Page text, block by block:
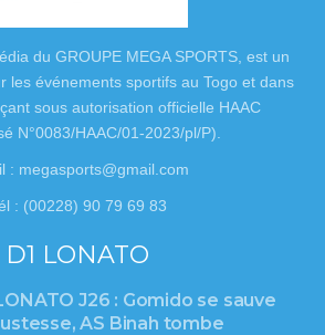
du GROUPE MEGA SPORTS, est un
les événements sportifs au Togo et dans
sous autorisation officielle HAAC
N°0083/HAAC/01-2023/pl/P).
: megasports@gmail.com
: (00228) 90 79 69 83
D1 LONATO
J26 : Gomido se sauve
AS Binah tombe